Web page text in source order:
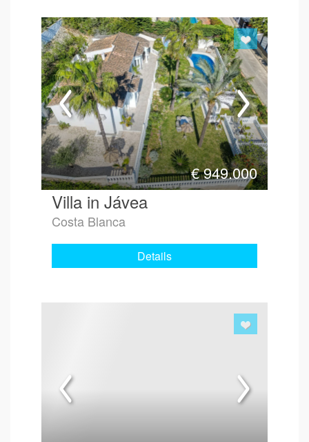
€949.000
Villa in Jávea
Costa Blanca
Details